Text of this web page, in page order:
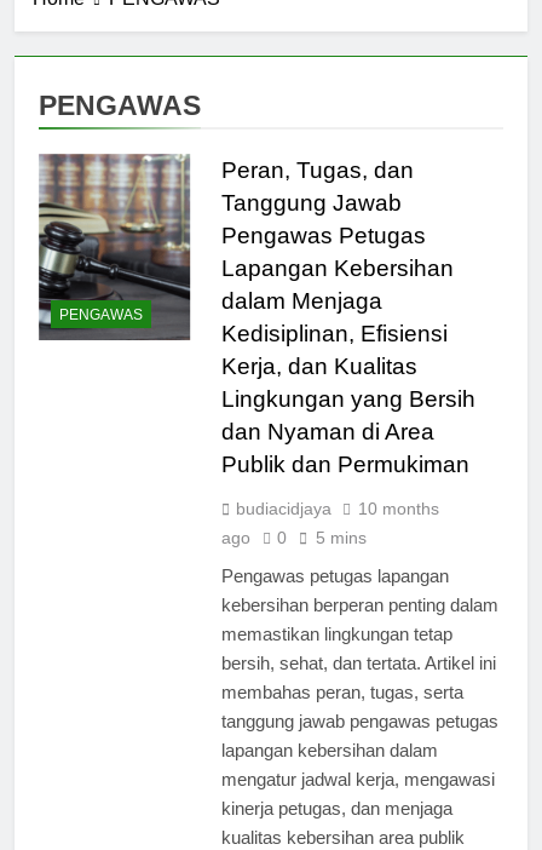
PENGAWAS
PENGAWAS
Peran, Tugas, dan
Tanggung Jawab
Pengawas Petugas
Lapangan Kebersihan
dalam Menjaga
Kedisiplinan, Efisiensi
Kerja, dan Kualitas
Lingkungan yang Bersih
dan Nyaman di Area
Publik dan Permukiman
budiacidjaya
10 months
ago
0 5 mins
Pengawas petugas lapangan
kebersihan berperan penting dalam
memastikan lingkungan tetap
bersih, sehat, dan tertata. Artikel ini
membahas peran, tugas, serta
tanggung jawab pengawas petugas
lapangan kebersihan dalam
mengatur jadwal kerja, mengawasi
kinerja petugas, dan menjaga
kualitas kebersihan area publik